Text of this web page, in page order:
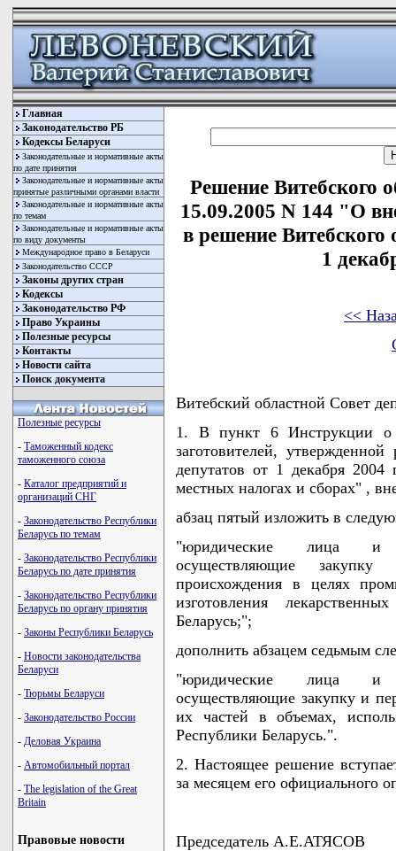
Главная
Законодательство РБ
Кодексы Беларуси
Законодательные и нормативные акты
по дате принятия
Законодательные и нормативные акты
принятые различными органами власти
Законодательные и нормативные акты
по темам
Законодательные и нормативные акты
по виду документы
Международное право в Беларуси
Законодательство СССР
Законы других стран
Кодексы
Законодательство РФ
Право Украины
Полезные ресурсы
Контакты
Новости сайта
Поиск документа
Полезные ресурсы
- Таможенный кодекс
таможенного союза
- Каталог предприятий и
организаций СНГ
- Законодательство Республики
Беларусь по темам
- Законодательство Республики
Беларусь по дате принятия
- Законодательство Республики
Беларусь по органу принятия
- Законы Республики Беларусь
- Новости законодательства
Беларуси
- Тюрьмы Беларуси
- Законодательство России
- Деловая Украина
- Автомобильный портал
- The legislation of the Great
Britain
Правовые новости
Решение Витебского
15.09.2005 N 144 "О
в решение Витебского
1
<<
Витебский областной Совет
1. В пункт 6 Инструкции о
заготовителей,
депутатов от 1 декабря
местных налогах и сборах" ,
абзац пятый изложить в
"юридические лица и
осуществляющие закупку
происхождения в целях
изготовления
Беларусь;";
дополнить абзацем седьмым
"юридические лица и
осуществляющие закупку и
их частей в объемах,
Республики Беларусь.".
2. Настоящее решение
за месяцем его официального
Председатель А.Е.АТЯСОВ